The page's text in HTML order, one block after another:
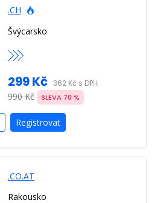
.CH
Švýcarsko
299 Kč 362 Kč s DPH
990 Kč SLEVA 70 %
Registrovat
.CO.AT
Rakousko